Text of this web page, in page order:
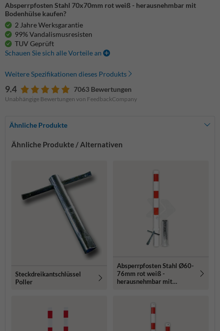
Absperrpfosten Stahl 70x70mm rot weiß - herausnehmbar mit
Bodenhülse kaufen?
2 Jahre Werksgarantie
99% Vandalismusresisten
TUV Geprüft
Schauen Sie sich alle Vorteile an
Weitere Spezifikationen dieses Produkts
9.4 7063 Bewertungen
Unabhängige Bewertungen von FeedbackCompany
Ähnliche Produkte
Ähnliche Produkte / Alternativen
Steckdreikantschlüssel
Poller
Absperrpfosten Stahl Ø60-
76mm rot weiß -
herausnehmbar mit